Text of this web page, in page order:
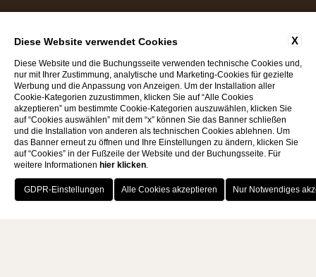
Mamami Srl
MwSt. n: 04142180233
@ 2025, By Blastness Apollo Studios
VOUCHER BUCHEN KONTAKT
X
Diese Website verwendet Cookies
Diese Website und die Buchungsseite verwenden technische Cookies und,
nur mit Ihrer Zustimmung, analytische und Marketing-Cookies für gezielte
Werbung und die Anpassung von Anzeigen. Um der Installation aller
Cookie-Kategorien zuzustimmen, klicken Sie auf “Alle Cookies
akzeptieren” um bestimmte Cookie-Kategorien auszuwählen, klicken Sie
auf “Cookies auswählen” mit dem “x” können Sie das Banner schließen
und die Installation von anderen als technischen Cookies ablehnen. Um
das Banner erneut zu öffnen und Ihre Einstellungen zu ändern, klicken Sie
auf “Cookies” in der Fußzeile der Website und der Buchungsseite. Für
weitere Informationen hier klicken.